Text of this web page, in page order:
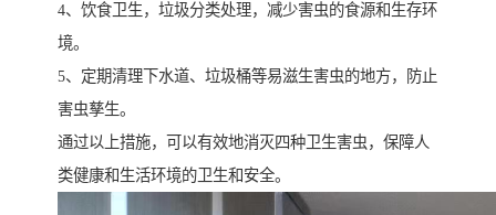
4、饮食卫生，垃圾分类处理，减少害虫的食源和生存环
境。
5、定期清理下水道、垃圾桶等易滋生害虫的地方，防止
害虫孳生。
通过以上措施，可以有效地消灭四种卫生害虫，保障人
类健康和生活环境的卫生和安全。